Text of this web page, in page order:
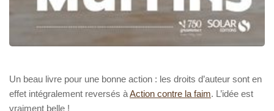
Un beau livre pour une bonne action : les droits d’auteur sont en
effet intégralement reversés àAction contre la faim. L’idée est
vraiment belle !